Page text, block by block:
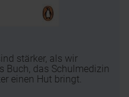
stärker, als wir
Buch, das Schulmedizin
einen Hut bringt.